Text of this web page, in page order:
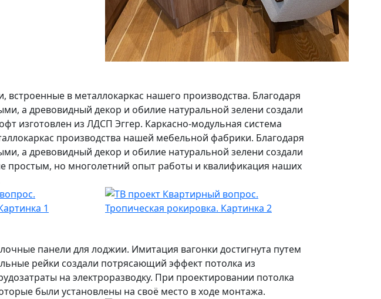
в металлокаркас нашего производства. Благодаря
а древовидный декор и обилие натуральной зелени создали
изготовлен из ЛДСП Эггер. Каркасно-модульная система
производства нашей мебельной фабрики. Благодаря
а древовидный декор и обилие натуральной зелени создали
простым, но многолетний опыт работы и квалификация наших
панели для лоджии. Имитация вагонки достигнута путем
рейки создали потрясающий эффект потолка из
на электроразводку. При проектировании потолка
были установлены на своё место в ходе монтажа.